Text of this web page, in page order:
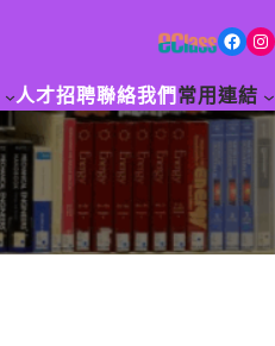
Facebook Instagram
人才招聘聯絡我們 常用連結